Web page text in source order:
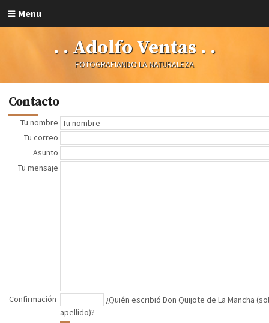
Menu
. . Adolfo Ventas . .
FOTOGRAFIANDO LA NATURALEZA
Contacto
Tu nombre
Tu correo
Asunto
Tu mensaje
Confirmación
¿Quién escribió Don Quijote de La Mancha
apellido)?